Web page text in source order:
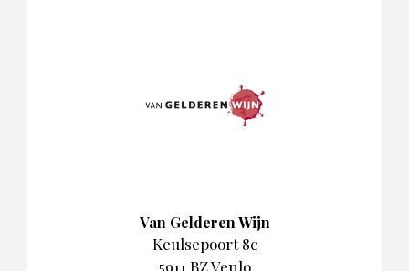
Van Gelderen Wijn
Keulsepoort 8c
5911 BZ Venlo